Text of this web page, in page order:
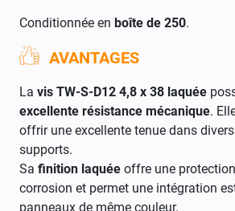
Conditionnée en boîte de 250.
AVANTAGES
La vis TW-S-D12 4,8 x 38 laquée
excellente résistance mécanique.
offrir une excellente tenue dans
supports.
Sa finition laquée offre une
corrosion et permet une intégration
panneaux de même couleur.